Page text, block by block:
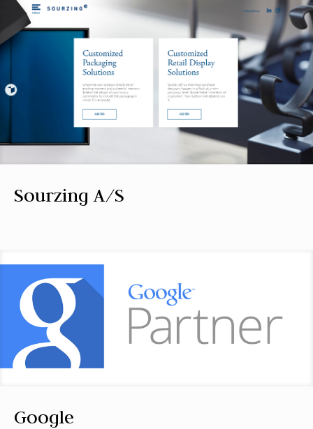
Sourzing A/S
Google